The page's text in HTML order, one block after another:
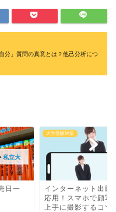
分」質問の真意とは？他己分析につ
にも
真を
大学受験対策
「CBT」とは何です
今注目の試験のカタ
CBTについて知って